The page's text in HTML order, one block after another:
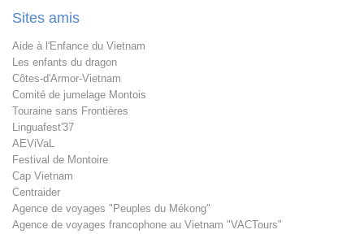
Sites amis
Aide à l'Enfance du Vietnam
Les enfants du dragon
Côtes-d'Armor-Vietnam
Comité de jumelage Montois
Touraine sans Frontières
Linguafest'37
AEViVaL
Festival de Montoire
Cap Vietnam
Centraider
Agence de voyages "Peuples du Mékong"
Agence de voyages francophone au Vietnam "VACTours"